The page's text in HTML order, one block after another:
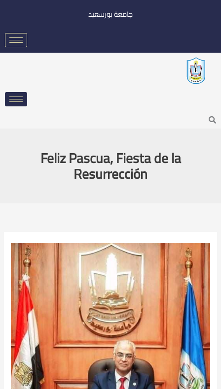
جامعة بورسعيد
Search
Feliz Pascua, Fiesta de la
Resurrección